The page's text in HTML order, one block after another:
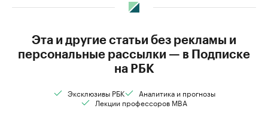
Эта и другие статьи без рекламы и
персональные рассылки — в Подписке
на РБК
Эксклюзивы РБК
Аналитика и прогнозы
Лекции профессоров MBA